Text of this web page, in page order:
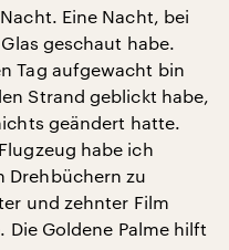
Eine Nacht, bei
geschaut habe.
Tag aufgewacht bin
Strand geblickt habe,
geändert hatte.
habe ich
Drehbüchern zu
und zehnter Film
Goldene Palme hilft